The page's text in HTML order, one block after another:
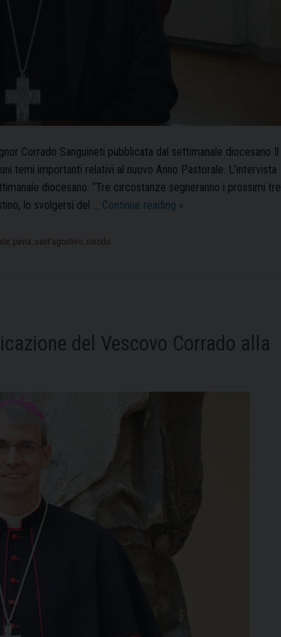
Corrado Sanguineti pubblicata dal settimanale diocesano Il
temi importanti relativi al nuovo Anno Pastorale. L’intervista
diocesano. “Tre circostanze segneranno i prossimi tre
lo svolgersi del … Continue reading Il
»
pavia sant'agostino sinodo
del Vescovo Corrado alla